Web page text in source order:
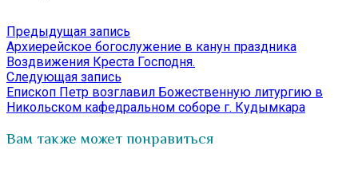
Навигация
по
записям
Предыдущая запись
запись:
Архиерейское богослужение в канун праздника
Воздвижения Креста Господня.
Следующая запись
запись:
Епископ Петр возглавил Божественную литургию в
Никольском кафедральном соборе г. Кудымкара
Вам также может понравиться